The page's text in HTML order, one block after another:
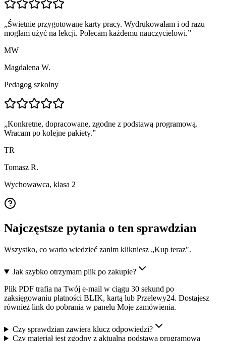
„Świetnie przygotowane karty pracy. Wydrukowałam i od razu
mogłam użyć na lekcji. Polecam każdemu nauczycielowi.”
MW
Magdalena W.
Pedagog szkolny
„Konkretne, dopracowane, zgodne z podstawą programową.
Wracam po kolejne pakiety.”
TR
Tomasz R.
Wychowawca, klasa 2
Najczęstsze pytania o ten sprawdzian
Wszystko, co warto wiedzieć zanim klikniesz „Kup teraz".
Jak szybko otrzymam plik po zakupie?
Plik PDF trafia na Twój e-mail w ciągu 30 sekund po
zaksięgowaniu płatności BLIK, kartą lub Przelewy24. Dostajesz
również link do pobrania w panelu Moje zamówienia.
Czy sprawdzian zawiera klucz odpowiedzi?
Czy materiał jest zgodny z aktualną podstawą programową